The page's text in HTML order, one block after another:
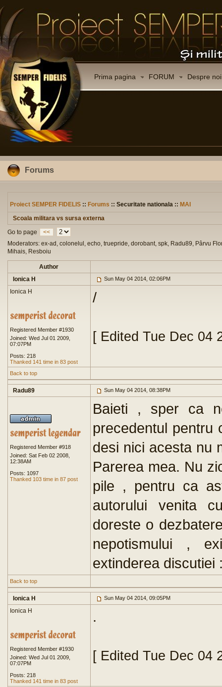
Prima pagina FORUM Despre noi
Forums
Proiect SEMPER FIDELIS :: Forums :: Securitate nationala :: MAI
Scoala militara vs sursa externa
Go to page
<<
Moderators: ex-ad, colonelul, echo, truepride, dorobant, spk, Radu89, Pârvu
Mihais, Resboiu
Author
Ionica H
Sun May 04 2014, 02:06PM
Ionica H
Registered Member #1930
Joined: Wed Jul 01 2009,
07:07PM
Posts: 218
Thanked 141 time in 83 post
/
[ Edited Tue Dec 04
Back to top
Radu89 Sun May 04 2014, 08:38PM
Registered Member #918
Joined: Sat Feb 02 2008,
12:38AM
Posts: 1097
Thanked 103 time in 87 post
Baieti , sper ca
precedentul pentru
desi nici acesta nu
Parerea mea. Nu
pile , pentru ca
autorului venita
doreste o
nepotismului ,
extinderea discutiei
Back to top
Ionica H Sun May 04 2014, 09:05PM
Ionica H
Registered Member #1930
Joined: Wed Jul 01 2009,
07:07PM
Posts: 218
Thanked 141 time in 83 post
.
[ Edited Tue Dec 04